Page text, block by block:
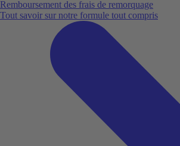
Remboursement des frais de remorquage
Tout savoir sur notre formule tout compris